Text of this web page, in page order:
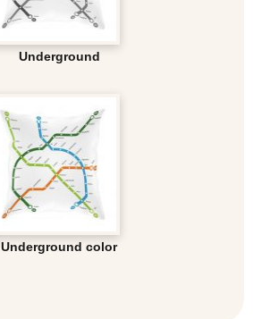
Underground
Underground color